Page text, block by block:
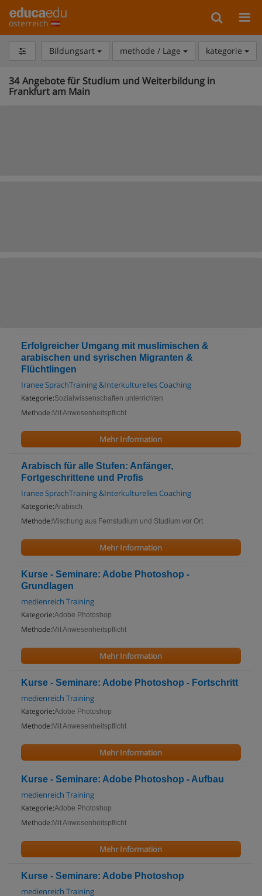
österreich
Bildungsart methode / Lage kategorie
34 Angebote für Studium und Weiterbildung in
Frankfurt am Main
Erfolgreicher Umgang mit muslimischen &
arabischen und syrischen Migranten &
Flüchtlingen
Iranee SprachTraining &Interkulturelles Coaching
Kategorie:Sozialwissenschaften unterrichten
Methode: Mit Anwesenheitspflicht
Mehr Information
Arabisch für alle Stufen: Anfänger,
Fortgeschrittene und Profis
Iranee SprachTraining &Interkulturelles Coaching
Kategorie:Arabisch
Methode: Mischung aus Fernstudium und Studium vor Ort
Mehr Information
Kurse - Seminare: Adobe Photoshop -
Grundlagen
medienreich Training
Kategorie:Adobe Photoshop
Methode: Mit Anwesenheitspflicht
Mehr Information
Kurse - Seminare: Adobe Photoshop - Fortschritt
medienreich Training
Kategorie:Adobe Photoshop
Methode: Mit Anwesenheitspflicht
Mehr Information
Kurse - Seminare: Adobe Photoshop - Aufbau
medienreich Training
Kategorie:Adobe Photoshop
Methode: Mit Anwesenheitspflicht
Mehr Information
Kurse - Seminare: Adobe Photoshop
medienreich Training